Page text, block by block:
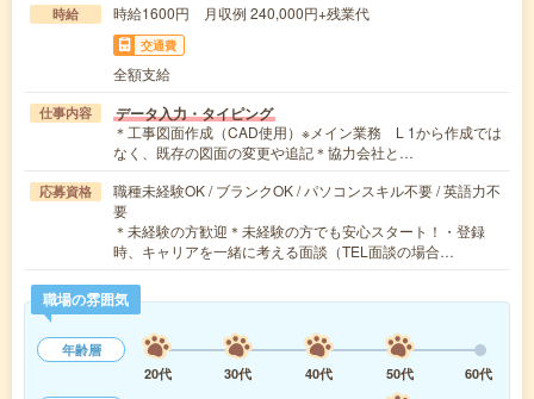
時給 時給1600円 月収例 240,000円+残業代
交通費
全額支給
仕事内容 データ入力・タイピング
＊工事図面作成（CAD使用）※メイン業務 L 1から作成では
なく、既存の図面の変更や追記＊協力会社と…
応募資格
職種未経験OK / ブランクOK / パソコンスキル不要 / 英語力不
要
＊未経験の方歓迎＊未経験の方でも安心スタート！・登録
時、キャリアを一緒に考える面談（TEL面談の場合…
職場の雰囲気
年齢層
20代
30代 40代 50代 60代